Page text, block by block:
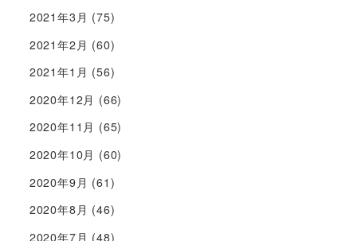
2021年3月 (75)
2021年2月 (60)
2021年1月 (56)
2020年12月 (66)
2020年11月 (65)
2020年10月 (60)
2020年9月 (61)
2020年8月 (46)
2020年7月 (48)